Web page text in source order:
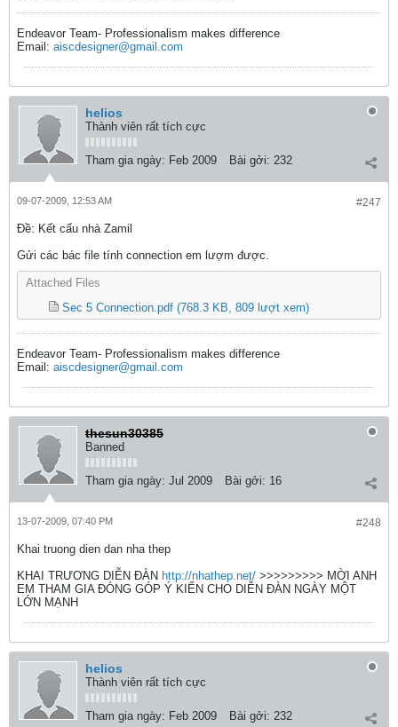
Endeavor Team- Professionalism makes difference
Email: aiscdesigner@gmail.com
helios
Thành viên rất tích cực
Tham gia ngày: Feb 2009 Bài gởi: 232
#247
09-07-2009, 12:53 AM
Ðề: Kết cấu nhà Zamil
Gửi các bác file tính connection em lượm được.
Attached Files
Sec 5 Connection.pdf (768.3 KB, 809 lượt xem)
Endeavor Team- Professionalism makes difference
Email: aiscdesigner@gmail.com
thesun30385
Banned
Tham gia ngày: Jul 2009 Bài gởi: 16
#248
13-07-2009, 07:40 PM
Khai truong dien dan nha thep
KHAI TRƯƠNG DIỄN ĐÀN http://nhathep.net/ >>>>>>>>> MỜI ANH
EM THAM GIA ĐÓNG GÓP Ý KIẾN CHO DIỄN ĐÀN NGÀY MỘT
LỚN MẠNH
helios
Thành viên rất tích cực
Tham gia ngày: Feb 2009 Bài gởi: 232